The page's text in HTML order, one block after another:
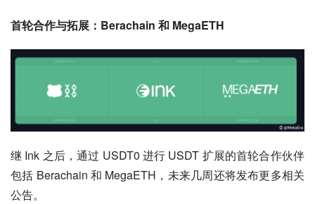
首轮合作与拓展：Berachain 和 MegaETH
继 Ink 之后，通过 USDT0 进行 USDT 扩展的首轮合作伙伴
包括 Berachain 和 MegaETH，未来几周还将发布更多相关
公告。